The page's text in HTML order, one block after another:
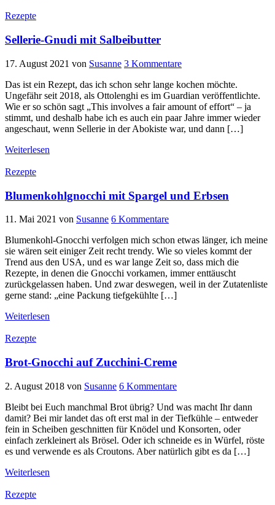
Rezepte
Sellerie-Gnudi mit Salbeibutter
17. August 2021 von Susanne 3 Kommentare
Das ist ein Rezept, das ich schon sehr lange kochen möchte.
Ungefähr seit 2018, als Ottolenghi es im Guardian veröffentlichte.
Wie er so schön sagt „This involves a fair amount of effort“ – ja
stimmt, und deshalb habe ich es auch ein paar Jahre immer wieder
angeschaut, wenn Sellerie in der Abokiste war, und dann […]
Weiterlesen
Rezepte
Blumenkohlgnocchi mit Spargel und Erbsen
11. Mai 2021 von Susanne 6 Kommentare
Blumenkohl-Gnocchi verfolgen mich schon etwas länger, ich meine
sie wären seit einiger Zeit recht trendy. Wie so vieles kommt der
Trend aus den USA, und es war lange Zeit so, dass mich die
Rezepte, in denen die Gnocchi vorkamen, immer enttäuscht
zurückgelassen haben. Und zwar deswegen, weil in der Zutatenliste
gerne stand: „eine Packung tiefgekühlte […]
Weiterlesen
Rezepte
Brot-Gnocchi auf Zucchini-Creme
2. August 2018 von Susanne 6 Kommentare
Bleibt bei Euch manchmal Brot übrig? Und was macht Ihr dann
damit? Bei mir landet das oft erst mal in der Tiefkühle – entweder
fein in Scheiben geschnitten für Knödel und Konsorten, oder
einfach zerkleinert als Brösel. Oder ich schneide es in Würfel, röste
es und verwende es als Croutons. Aber natürlich gibt es da […]
Weiterlesen
Rezepte